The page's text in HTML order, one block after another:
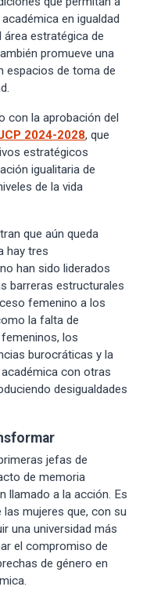
en igualdad
estratégica de
promueve una
espacios de toma de
con la aprobación del
2024-2028, que
estratégicos
igualitaria de
de la vida
que aún queda
hay tres
han sido liderados
barreras estructurales
femenino a los
la falta de
los
burocráticas y la
con otras
desigualdades
jefas de
de memoria
llamado a la acción. Es
mujeres que, con su
una universidad más
el compromiso de
de género en